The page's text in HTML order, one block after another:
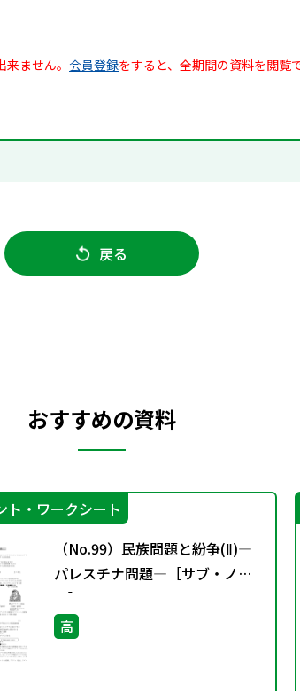
ません。 会員登録をすると、全期間の資料を閲覧
戻る
おすすめの資料
ト・ワークシート
（No.99）民族問題と紛争(Ⅱ)―
パレスチナ問題―［サブ・ノー
ト］
高